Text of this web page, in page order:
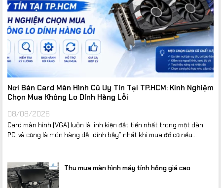
Nơi Bán Card Màn Hình Cũ Uy Tín Tại TP.HCM: Kinh Nghiệm
Chọn Mua Không Lo Dính Hàng Lỗi
08/08/2026
Card màn hình (VGA) luôn là linh kiện đắt tiền nhất trong một dàn
PC, và cũng là món hàng dễ “dính bẫy” nhất khi mua đồ cũ nếu...
Thu mua màn hình máy tính hỏng giá cao